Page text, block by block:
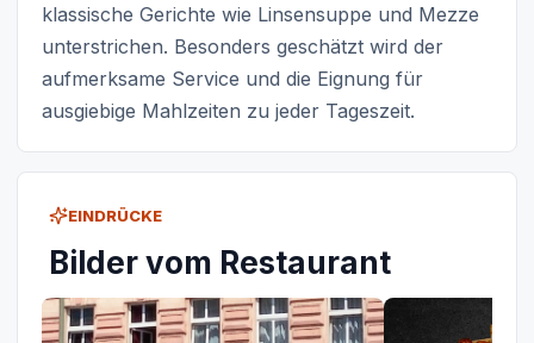
klassische Gerichte wie Linsensuppe und Mezze
unterstrichen. Besonders geschätzt wird der
aufmerksame Service und die Eignung für
ausgiebige Mahlzeiten zu jeder Tageszeit.
EINDRÜCKE
Bilder vom Restaurant